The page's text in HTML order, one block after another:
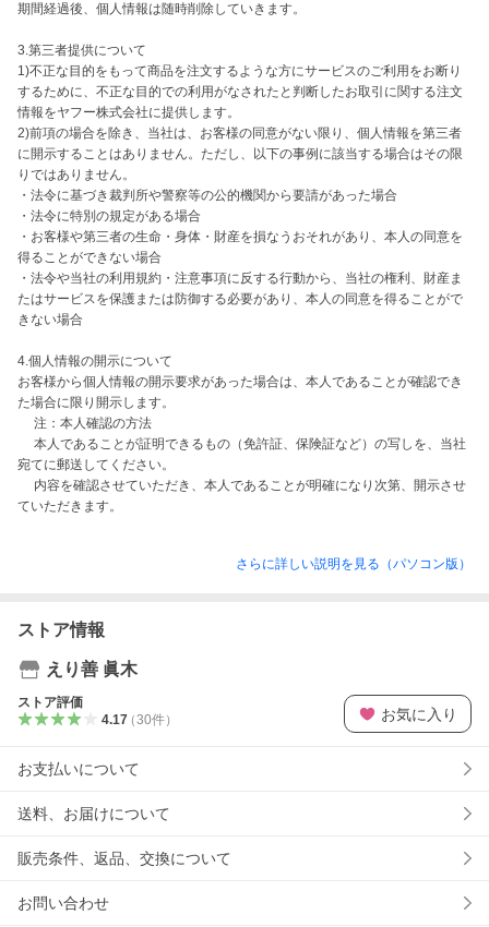
期間経過後、個人情報は随時削除していきます。
3.第三者提供について
1)不正な目的をもって商品を注文するような方にサービスのご利用をお断り
するために、不正な目的での利用がなされたと判断したお取引に関する注文
情報をヤフー株式会社に提供します。
2)前項の場合を除き、当社は、お客様の同意がない限り、個人情報を第三者
に開示することはありません。ただし、以下の事例に該当する場合はその限
りではありません。
・法令に基づき裁判所や警察等の公的機関から要請があった場合
・法令に特別の規定がある場合
・お客様や第三者の生命・身体・財産を損なうおそれがあり、本人の同意を
得ることができない場合
・法令や当社の利用規約・注意事項に反する行動から、当社の権利、財産ま
たはサービスを保護または防御する必要があり、本人の同意を得ることがで
きない場合
4.個人情報の開示について
お客様から個人情報の開示要求があった場合は、本人であることが確認でき
た場合に限り開示します。
注：本人確認の方法
本人であることが証明できるもの（免許証、保険証など）の写しを、当社
宛てに郵送してください。
内容を確認させていただき、本人であることが明確になり次第、開示させ
さらに詳しい説明を見る（パソコン版）
ストア情報
えり善 眞木
ストア評価
4.17（30件） お気に入り
お支払いについて
送料、お届けについて
販売条件、返品、交換について
お問い合わせ